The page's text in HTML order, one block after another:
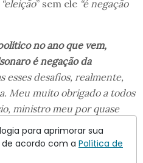
“eleição” sem ele “é negação
no ano que vem,
é negação da
esses desafios, realmente,
Meu muito obrigado a todos
ministro meu por quase
ser candidato a
né … Torcedor do
nascido no Rio de Janeiro,
para aprimorar sua
acordo com a Política de